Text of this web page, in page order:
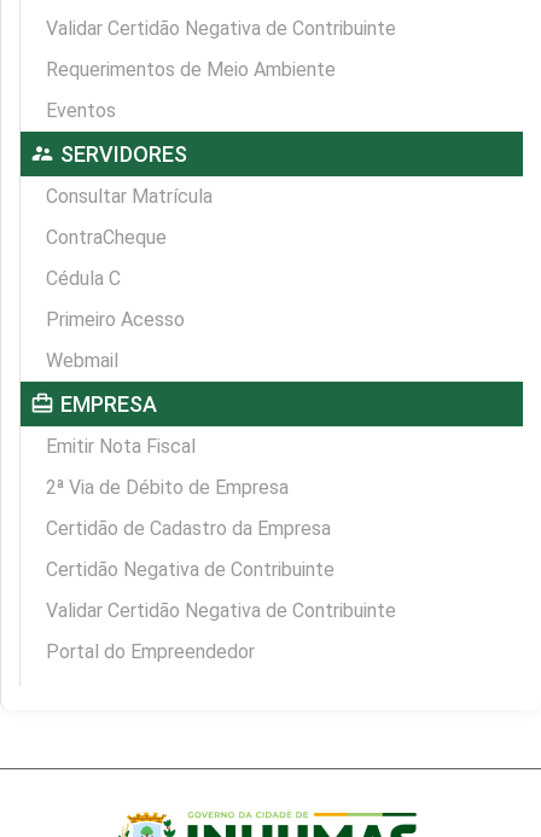
Validar Certidão Negativa de Contribuinte
Requerimentos de Meio Ambiente
Eventos
supervisor_account SERVIDORES
Consultar Matrícula
ContraCheque
Cédula C
Primeiro Acesso
Webmail
card_travel EMPRESA
Emitir Nota Fiscal
2ª Via de Débito de Empresa
Certidão de Cadastro da Empresa
Certidão Negativa de Contribuinte
Validar Certidão Negativa de Contribuinte
Portal do Empreendedor